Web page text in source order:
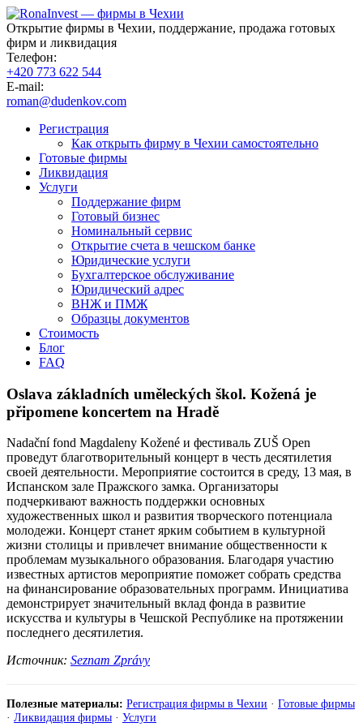
Открытие фирмы в Чехии, поддержание, продажа готовых
фирм и ликвидация
Телефон:
+420 773 622 544
E-mail:
roman@dudenkov.com
Регистрация
Как открыть фирму в Чехии самостоятельно
Готовые фирмы
Ликвидация
Услуги
Поддержание фирм
Готовый бизнес
Номинальный сервис
Открытие счета в чешском банке
Юридические услуги
Бухгалтерское обслуживание
Юридический адрес
ВНЖ и ПМЖ
Образцы документов
Стоимость
Блог
FAQ
Oslava základních uměleckých škol. Kožená je
připomene koncertem na Hradě
Nadační fond Magdaleny Kožené и фестиваль ZUŠ Open
проведут благотворительный концерт в честь десятилетия
своей деятельности. Мероприятие состоится в среду, 13 мая, в
Испанском зале Пражского замка. Организаторы
подчеркивают важность поддержки основных
художественных школ и развития творческого потенциала
молодежи. Концерт станет ярким событием в культурной
жизни столицы и привлечет внимание общественности к
проблемам музыкального образования. Благодаря участию
известных артистов мероприятие поможет собрать средства
на финансирование образовательных программ. Инициатива
демонстрирует значительный вклад фонда в развитие
искусства и культуры в Чешской Республике на протяжении
последнего десятилетия.
Источник: Seznam Zprávy
Полезные материалы: Регистрация фирмы в Чехии · Готовые фирмы
· Ликвидация фирмы · Услуги